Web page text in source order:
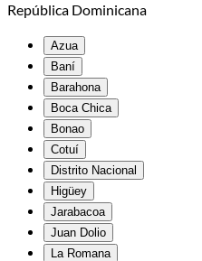
República Dominicana
Azua
Baní
Barahona
Boca Chica
Bonao
Cotuí
Distrito Nacional
Higüey
Jarabacoa
Juan Dolio
La Romana